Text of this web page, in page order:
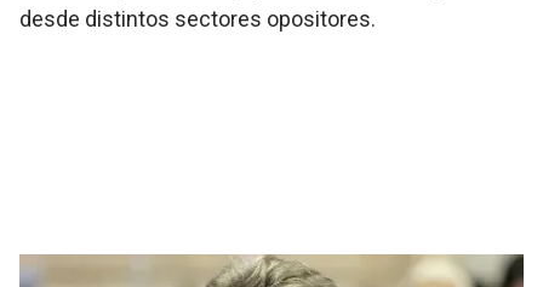
desde distintos sectores opositores.